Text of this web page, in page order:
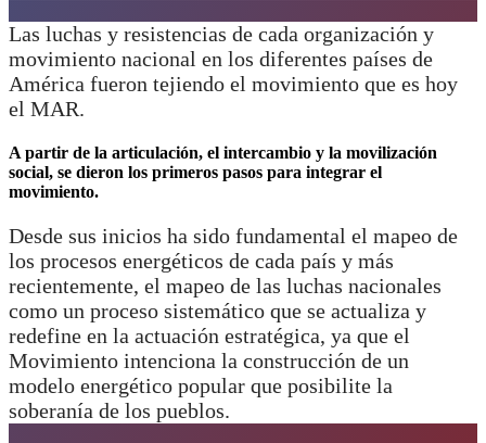
Las luchas y resistencias de cada organización y
movimiento nacional en los diferentes países de
América fueron tejiendo el movimiento que es hoy
el MAR.
A partir de la articulación, el intercambio y la movilización
social, se dieron los primeros pasos para integrar el
movimiento.
Desde sus inicios ha sido fundamental el mapeo de
los procesos energéticos de cada país y más
recientemente, el mapeo de las luchas nacionales
como un proceso sistemático que se actualiza y
redefine en la actuación estratégica, ya que el
Movimiento intenciona la construcción de un
modelo energético popular que posibilite la
soberanía de los pueblos.